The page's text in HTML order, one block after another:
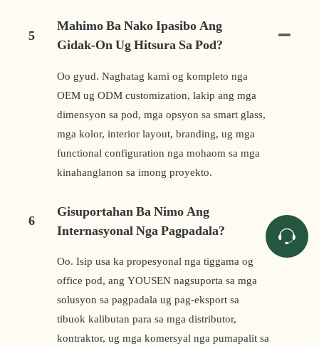
5
Mahimo Ba Nako Ipasibo Ang
Gidak-On Ug Hitsura Sa Pod?
Oo gyud. Naghatag kami og kompleto nga
OEM ug ODM customization, lakip ang mga
dimensyon sa pod, mga opsyon sa smart glass,
mga kolor, interior layout, branding, ug mga
functional configuration nga mohaom sa mga
kinahanglanon sa imong proyekto.
6
Gisuportahan Ba Nimo Ang
Internasyonal Nga Pagpadala?
Oo. Isip usa ka propesyonal nga tiggama og
office pod, ang YOUSEN nagsuporta sa mga
solusyon sa pagpadala ug pag-eksport sa
tibuok kalibutan para sa mga distributor,
kontraktor, ug mga komersyal nga pumapalit sa